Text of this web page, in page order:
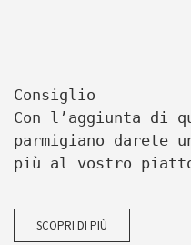
Consiglio
Con l’aggiunta di
parmigiano darete
più al vostro
SCOPRI DI PIÙ